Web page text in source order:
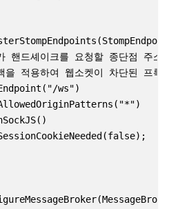
핸드셰이크를 요청할 종단점 주소
적용하여 웹소켓이 차단된 프록
ws")